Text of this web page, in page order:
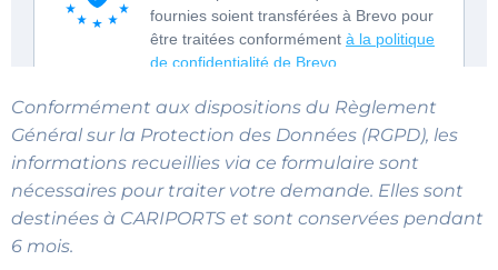
Conformément aux dispositions du Règlement
Général sur la Protection des Données (RGPD), les
informations recueillies via ce formulaire sont
nécessaires pour traiter votre demande. Elles sont
destinées à CARIPORTS et sont conservées pendant
6 mois.